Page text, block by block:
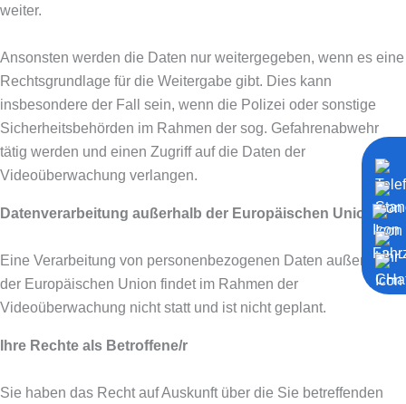
weiter.
Ansonsten werden die Daten nur weitergegeben, wenn es eine
Rechtsgrundlage für die Weitergabe gibt. Dies kann
insbesondere der Fall sein, wenn die Polizei oder sonstige
Sicherheitsbehörden im Rahmen der sog. Gefahrenabwehr
tätig werden und einen Zugriff auf die Daten der
Videoüberwachung verlangen.
Datenverarbeitung außerhalb der Europäischen Union
Eine Verarbeitung von personenbezogenen Daten außerhalb
der Europäischen Union findet im Rahmen der
Videoüberwachung nicht statt und ist nicht geplant.
Ihre Rechte als Betroffene/r
Sie haben das Recht auf Auskunft über die Sie betreffenden